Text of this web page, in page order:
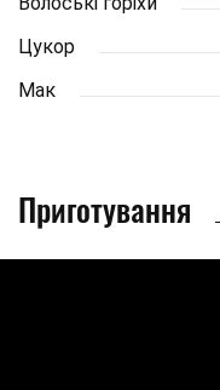
Цукор
Мак
Приготування